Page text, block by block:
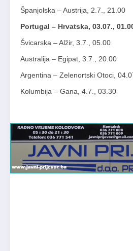
Španjolska – Austrija, 2.7., 21.00
Portugal – Hrvatska, 03.07.,
Švicarska – Alžir, 3.7., 05.00
Australija – Egipat, 3.7., 20.00
Argentina – Zelenortski Otoci,
Kolumbija – Gana, 4.7., 03.30